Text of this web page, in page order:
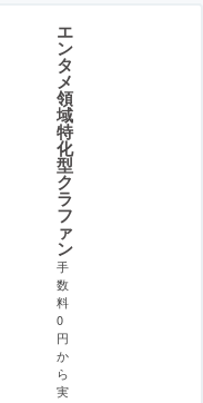
エ
ン
タ
メ
領
域
特
化
型
ク
ラ
フ
ァ
ン
手
数
料
0
円
か
ら
実